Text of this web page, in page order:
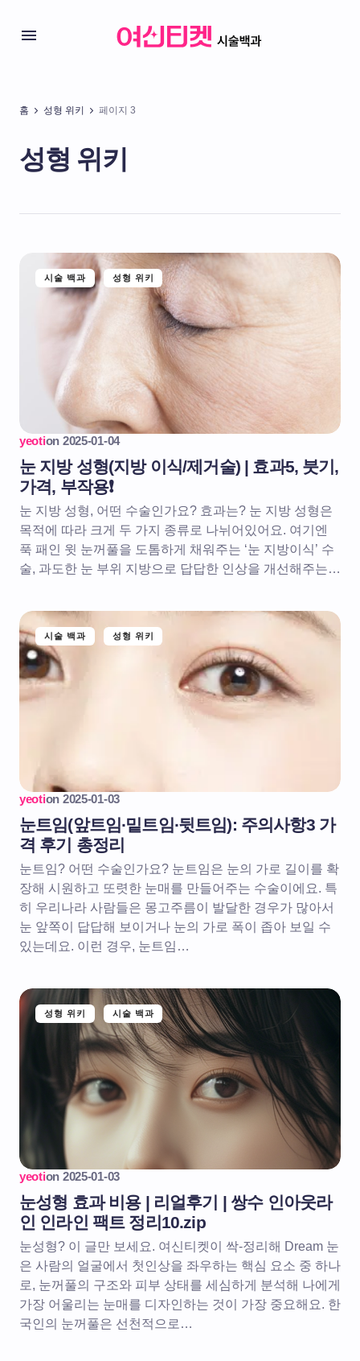
홈 성형 위키 페이지 3
성형 위키
시술 백과 성형 위키
yeotion 2025-01-04
눈 지방 성형(지방 이식/제거술) | 효과5, 붓기,
가격, 부작용❗️
눈 지방 성형, 어떤 수술인가요? 효과는? 눈 지방 성형은
목적에 따라 크게 두 가지 종류로 나뉘어있어요. 여기엔
푹 패인 윗 눈꺼풀을 도톰하게 채워주는 ‘눈 지방이식’ 수
술, 과도한 눈 부위 지방으로 답답한 인상을 개선해주는…
시술 백과 성형 위키
yeotion 2025-01-03
눈트임(앞트임∙밑트임∙뒷트임): 주의사항3 가
격 후기 총정리
눈트임? 어떤 수술인가요? 눈트임은 눈의 가로 길이를 확
장해 시원하고 또렷한 눈매를 만들어주는 수술이에요. 특
히 우리나라 사람들은 몽고주름이 발달한 경우가 많아서
눈 앞쪽이 답답해 보이거나 눈의 가로 폭이 좁아 보일 수
있는데요. 이런 경우, 눈트임…
성형 위키 시술 백과
yeotion 2025-01-03
눈성형 효과 비용 | 리얼후기 | 쌍수 인아웃라
인 인라인 팩트 정리10.zip
눈성형? 이 글만 보세요. 여신티켓이 싹-정리해 Dream 눈
은 사람의 얼굴에서 첫인상을 좌우하는 핵심 요소 중 하나
로, 눈꺼풀의 구조와 피부 상태를 세심하게 분석해 나에게
가장 어울리는 눈매를 디자인하는 것이 가장 중요해요. 한
국인의 눈꺼풀은 선천적으로…